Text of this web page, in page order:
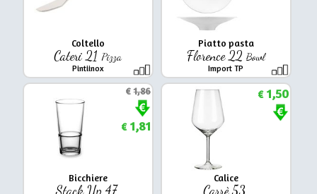
Coltello
Cateri 21 Pizza
Pintiinox
Piatto pasta
Florence 22 Bowl
Import TP
Bicchiere
Stack Up 47
€1,86
€1,81
Calice
Carrè 53
€1,50